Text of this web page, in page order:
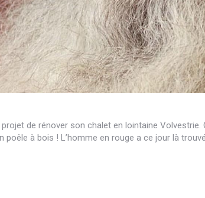
de rénover son chalet en lointaine Volvestrie.
à bois ! L’homme en rouge a ce jour là